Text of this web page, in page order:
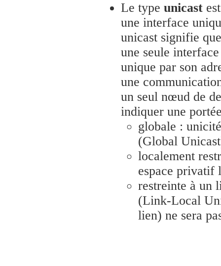
Le type unicast
une interface
unicast signifie
une seule
unique par son
une
un seul nœud de
indiquer une
globale :
(Global
localement
espace privatif
restreinte à un
(Link-Local
lien) ne sera